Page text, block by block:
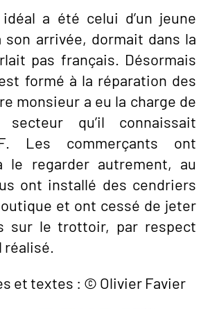
a été celui d’un jeune
son arrivée, dormait dans la
pas français. Désormais
formé à la réparation des
monsieur a eu la charge de
qu’il connaissait
Les commerçants ont
le regarder autrement, au
ont installé des cendriers
et ont cessé de jeter
sur le trottoir, par respect
réalisé.
et textes : © Olivier Favier